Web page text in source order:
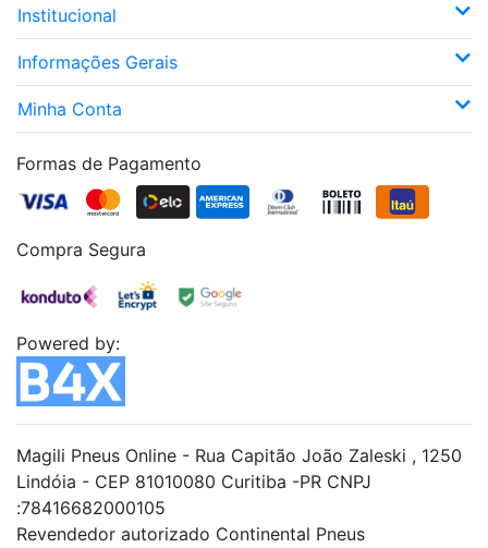
Institucional
Informações Gerais
Minha Conta
Formas de Pagamento
Compra Segura
Powered by:
Magili Pneus Online - Rua Capitão João Zaleski , 1250
Lindóia - CEP 81010080 Curitiba -PR CNPJ
:78416682000105
Revendedor autorizado Continental Pneus